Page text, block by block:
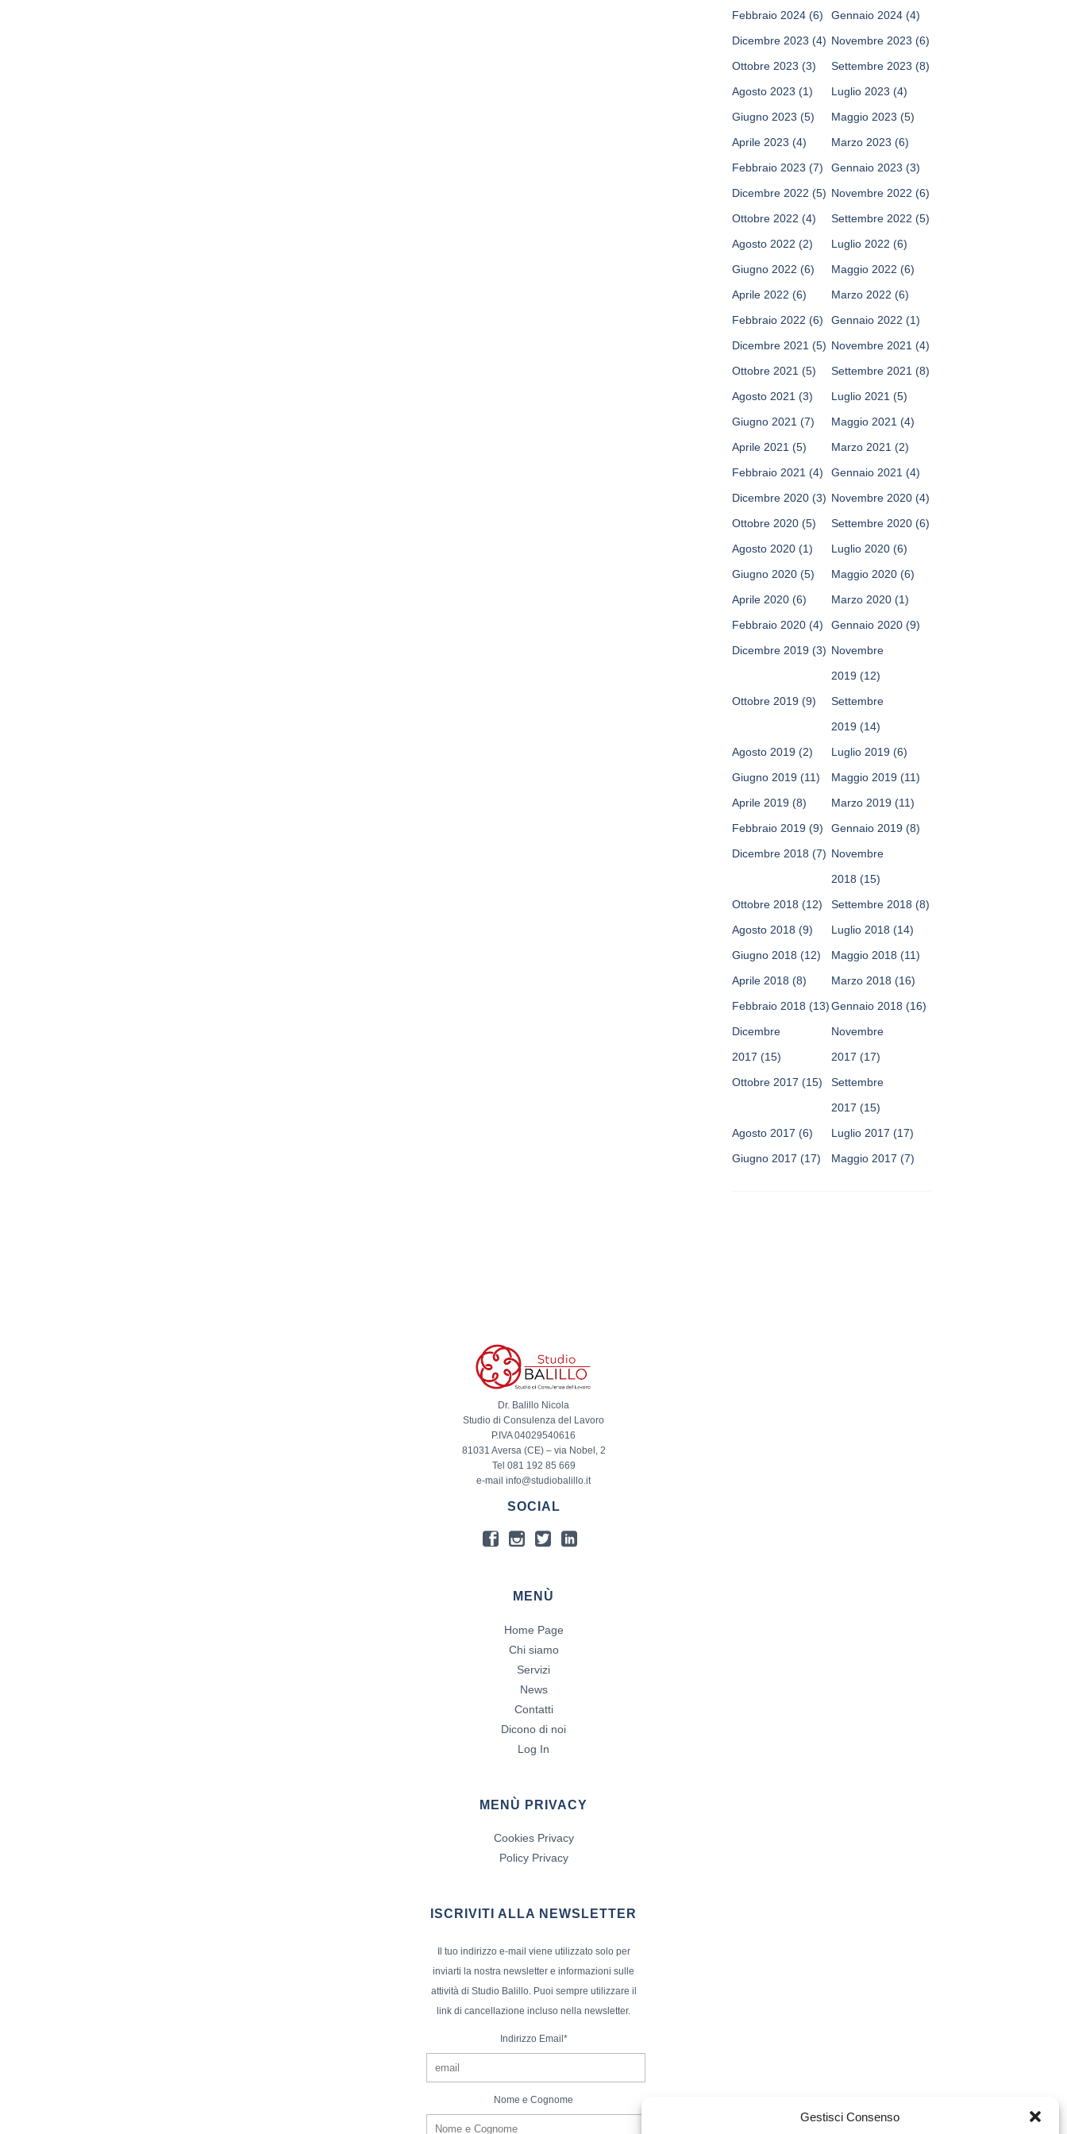
Gestisci Consenso
Febbraio 2024 (6) Gennaio 2024 (4)
Dicembre 2023 (4) Novembre 2023 (6)
Ottobre 2023 (3) Settembre 2023 (8)
Agosto 2023 (1) Luglio 2023 (4)
Giugno 2023 (5) Maggio 2023 (5)
Aprile 2023 (4) Marzo 2023 (6)
Febbraio 2023 (7) Gennaio 2023 (3)
Dicembre 2022 (5) Novembre 2022 (6)
Ottobre 2022 (4) Settembre 2022 (5)
Agosto 2022 (2) Luglio 2022 (6)
Giugno 2022 (6) Maggio 2022 (6)
Aprile 2022 (6) Marzo 2022 (6)
Febbraio 2022 (6) Gennaio 2022 (1)
Dicembre 2021 (5) Novembre 2021 (4)
Ottobre 2021 (5) Settembre 2021 (8)
Agosto 2021 (3) Luglio 2021 (5)
Giugno 2021 (7) Maggio 2021 (4)
Aprile 2021 (5) Marzo 2021 (2)
Febbraio 2021 (4) Gennaio 2021 (4)
Dicembre 2020 (3) Novembre 2020 (4)
Ottobre 2020 (5) Settembre 2020 (6)
Agosto 2020 (1) Luglio 2020 (6)
Giugno 2020 (5) Maggio 2020 (6)
Aprile 2020 (6) Marzo 2020 (1)
Febbraio 2020 (4) Gennaio 2020 (9)
Dicembre 2019 (3) Novembre
2019 (12)
Ottobre 2019 (9)
Settembre
2019 (14)
Agosto 2019 (2) Luglio 2019 (6)
Giugno 2019 (11) Maggio 2019 (11)
Aprile 2019 (8) Marzo 2019 (11)
Febbraio 2019 (9) Gennaio 2019 (8)
Dicembre 2018 (7) Novembre
2018 (15)
Ottobre 2018 (12) Settembre 2018 (8)
Agosto 2018 (9) Luglio 2018 (14)
Giugno 2018 (12) Maggio 2018 (11)
Aprile 2018 (8) Marzo 2018 (16)
Febbraio 2018 (13)Gennaio 2018 (16)
Dicembre
2017 (15)
Novembre
2017 (17)
Ottobre 2017 (15)
Settembre
2017 (15)
Agosto 2017 (6) Luglio 2017 (17)
Giugno 2017 (17) Maggio 2017 (7)
Dr. Balillo Nicola
Studio di Consulenza del Lavoro
P.IVA 04029540616
81031 Aversa (CE) – via Nobel, 2
Tel 081 192 85 669
e-mail info@studiobalillo.it
SOCIAL
MENÙ
Home Page
Chi siamo
Servizi
News
Contatti
Dicono di noi
Log In
MENÙ PRIVACY
Cookies Privacy
Policy Privacy
ISCRIVITI ALLA NEWSLETTER
Il tuo indirizzo e-mail viene utilizzato solo per
inviarti la nostra newsletter e informazioni sulle
attività di Studio Balillo. Puoi sempre utilizzare il
link di cancellazione incluso nella newsletter.
Indirizzo Email*
Nome e Cognome